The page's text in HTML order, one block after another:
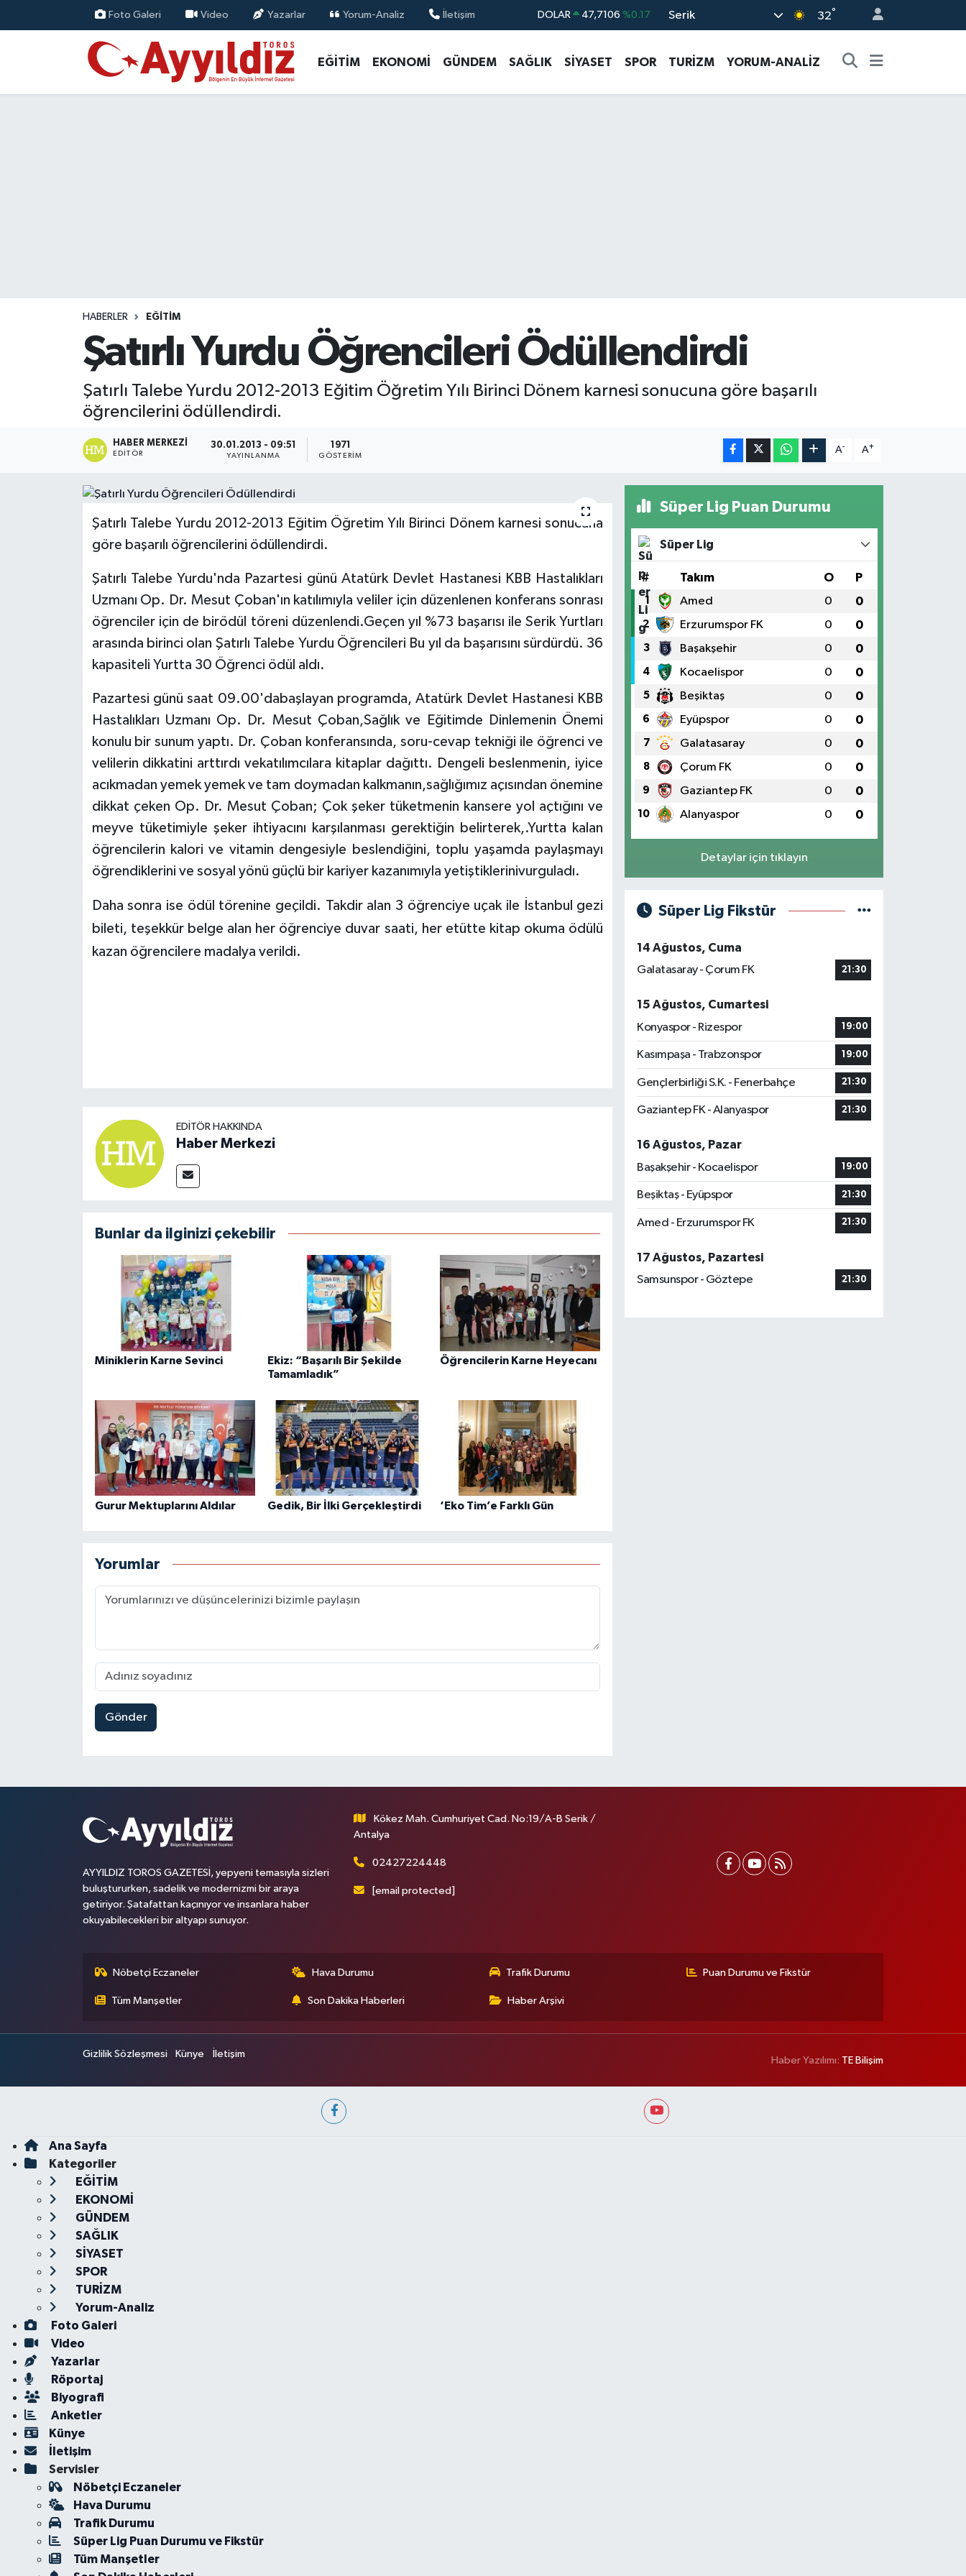
Foto Galeri Video Yazarlar Yorum-Analiz İletişim DOLAR 47,7106 %0.17
STERLİN 64,4046 %0.35
GRAM ALTIN 6648.99 %2.59
Serik 32°
EĞİTİM EKONOMİ GÜNDEM SAĞLIK SİYASET SPOR TURİZM YORUM-ANALİZ
HABERLER EĞİTİM
Şatırlı Yurdu Öğrencileri Ödüllendirdi
Şatırlı Talebe Yurdu 2012-2013 Eğitim Öğretim Yılı Birinci Dönem karnesi sonucuna göre başarılı
öğrencilerini ödüllendirdi.
HABER MERKEZI
EDITÖR
30.01.2013 - 09:51
YAYINLANMA
1971
GÖSTERIM
A- A+
Şatırlı Talebe Yurdu 2012-2013 Eğitim Öğretim Yılı Birinci Dönem karnesi sonucuna
göre başarılı öğrencilerini ödüllendirdi.
Şatırlı Talebe Yurdu'nda Pazartesi günü Atatürk Devlet Hastanesi KBB Hastalıkları
Uzmanı Op. Dr. Mesut Çoban'ın katılımıyla veliler için düzenlenen konferans sonrası
öğrenciler için de birödül töreni düzenlendi.Geçen yıl %73 başarısı ile Serik Yurtları
arasında birinci olan Şatırlı Talebe Yurdu Öğrencileri Bu yıl da başarısını sürdürdü. 36
kapasiteli Yurtta 30 Öğrenci ödül aldı.
Pazartesi günü saat 09.00'dabaşlayan programda, Atatürk Devlet Hastanesi KBB
Hastalıkları Uzmanı Op. Dr. Mesut Çoban,Sağlık ve Eğitimde Dinlemenin Önemi
konulu bir sunum yaptı. Dr. Çoban konferansında, soru-cevap tekniği ile öğrenci ve
velilerin dikkatini arttırdı vekatılımcılara kitaplar dağıttı. Dengeli beslenmenin, iyice
acıkmadan yemek yemek ve tam doymadan kalkmanın,sağlığımız açısından önemine
dikkat çeken Op. Dr. Mesut Çoban; Çok şeker tüketmenin kansere yol açtığını ve
meyve tüketimiyle şeker ihtiyacını karşılanması gerektiğin belirterek,.Yurtta kalan
öğrencilerin kalori ve vitamin dengesiyle beslendiğini, toplu yaşamda paylaşmayı
öğrendiklerini ve sosyal yönü güçlü bir kariyer kazanımıyla yetiştiklerinivurguladı.
Daha sonra ise ödül törenine geçildi. Takdir alan 3 öğrenciye uçak ile İstanbul gezi
bileti, teşekkür belge alan her öğrenciye duvar saati, her etütte kitap okuma ödülü
kazan öğrencilere madalya verildi.
EDITÖR HAKKINDA
Haber Merkezi
Bunlar da ilginizi çekebilir
Miniklerin Karne Sevinci
Ekiz: “Başarılı Bir Şekilde
Tamamladık”
Öğrencilerin Karne Heyecanı
Gurur Mektuplarını Aldılar Gedik, Bir İlki Gerçekleştirdi ‘Eko Tim’e Farklı Gün
Yorumlar
Gönder
Süper Lig Puan Durumu
Süper Lig
# Takım O P
1 Amed 0 0
2 Erzurumspor FK 0 0
3 Başakşehir 0 0
4 Kocaelispor 0 0
5 Beşiktaş 0 0
6 Eyüpspor 0 0
7 Galatasaray 0 0
8 Çorum FK 0 0
9 Gaziantep FK 0 0
10 Alanyaspor 0 0
Detaylar için tıklayın
Süper Lig Fikstür
14 Ağustos, Cuma
Galatasaray - Çorum FK
21:30
15 Ağustos, Cumartesi
Konyaspor - Rizespor
19:00
Kasımpaşa - Trabzonspor 19:00
Gençlerbirliği S.K. - Fenerbahçe 21:30
Gaziantep FK - Alanyaspor 21:30
16 Ağustos, Pazar
Başakşehir - Kocaelispor
19:00
Beşiktaş - Eyüpspor 21:30
Amed - Erzurumspor FK 21:30
17 Ağustos, Pazartesi
Samsunspor - Göztepe
21:30
AYYILDIZ TOROS GAZETESİ, yepyeni temasıyla sizleri
buluştururken, sadelik ve modernizmi bir araya
getiriyor. Şatafattan kaçınıyor ve insanlara haber
okuyabilecekleri bir altyapı sunuyor.
Kökez Mah. Cumhuriyet Cad. No:19/A-B Serik /
Antalya
02427224448
[email protected]
Nöbetçi Eczaneler Hava Durumu Trafik Durumu Puan Durumu ve Fikstür
Tüm Manşetler Son Dakika Haberleri Haber Arşivi
Gizlilik Sözleşmesi Künye İletişim
Haber Yazılımı: TE Bilişim
Ana Sayfa
Kategoriler
EĞİTİM
EKONOMİ
GÜNDEM
SAĞLIK
SİYASET
SPOR
TURİZM
Yorum-Analiz
Foto Galeri
Video
Yazarlar
Röportaj
Biyografi
Anketler
Künye
İletişim
Servisler
Nöbetçi Eczaneler
Hava Durumu
Trafik Durumu
Süper Lig Puan Durumu ve Fikstür
Tüm Manşetler